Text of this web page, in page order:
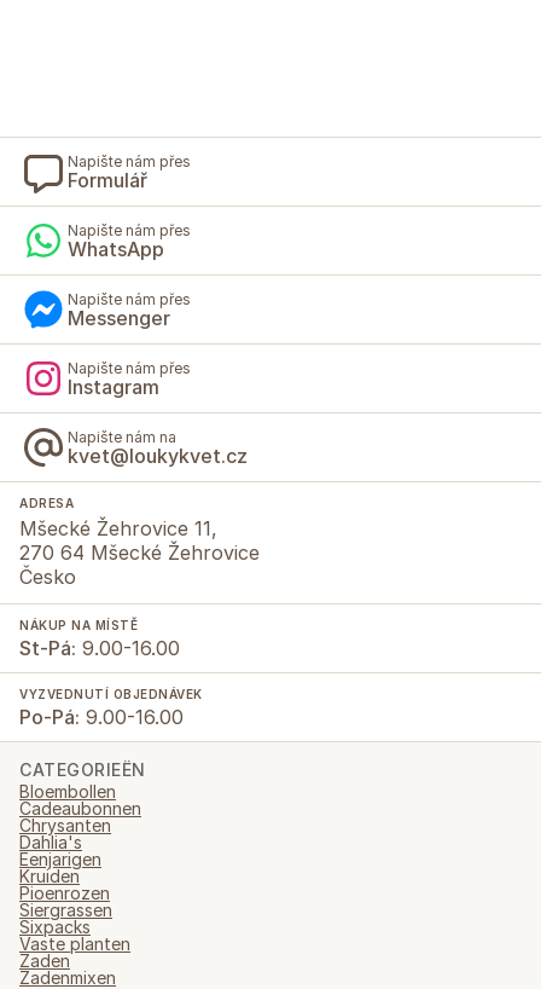
Napište nám přes
Formulář
Napište nám přes
WhatsApp
Napište nám přes
Messenger
Napište nám přes
Instagram
Napište nám na
kvet@loukykvet.cz
ADRESA
Mšecké Žehrovice 11,
270 64 Mšecké Žehrovice
Česko
NÁKUP NA MÍSTĚ
St-Pá: 9.00-16.00
VYZVEDNUTÍ OBJEDNÁVEK
Po-Pá: 9.00-16.00
CATEGORIEËN
Bloembollen
Cadeaubonnen
Chrysanten
Dahlia's
Eenjarigen
Kruiden
Pioenrozen
Siergrassen
Sixpacks
Vaste planten
Zaden
Zadenmixen